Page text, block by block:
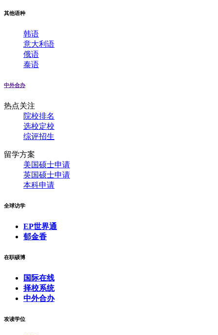
其他语种
韩语
意大利语
俄语
泰语
中外合办
热点关注
院校排名
选校定校
综评招生
留学方案
美国硕士申请
英国硕士申请
本科申请
全球访学
EP世界通
郁金香
在职硕博
国际在线
择校系统
中外合办
攻读学位